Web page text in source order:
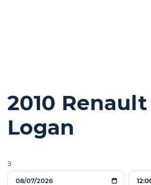
2010 Renault
Logan
З